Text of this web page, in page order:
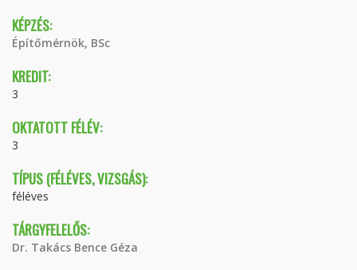
KÉPZÉS:
Építőmérnök, BSc
KREDIT:
3
OKTATOTT FÉLÉV:
3
TÍPUS (FÉLÉVES, VIZSGÁS):
féléves
TÁRGYFELELŐS:
Dr. Takács Bence Géza